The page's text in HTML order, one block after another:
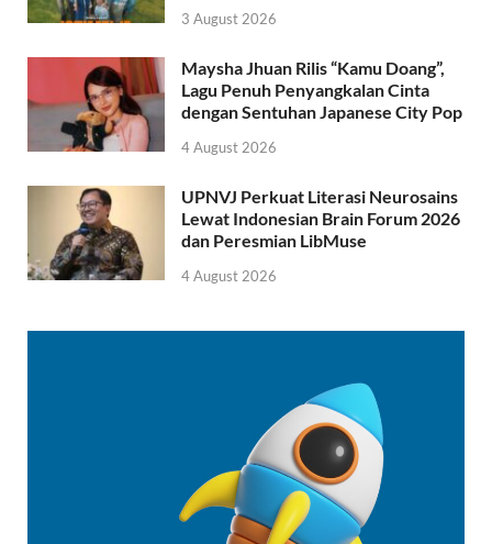
3 August 2026
Maysha Jhuan Rilis “Kamu Doang”,
Lagu Penuh Penyangkalan Cinta
dengan Sentuhan Japanese City Pop
4 August 2026
UPNVJ Perkuat Literasi Neurosains
Lewat Indonesian Brain Forum 2026
dan Peresmian LibMuse
4 August 2026